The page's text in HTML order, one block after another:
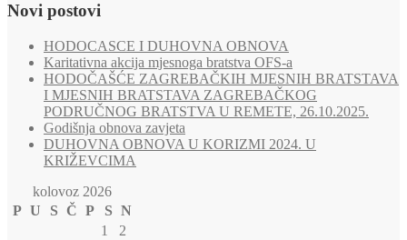
Novi postovi
HODOCASCE I DUHOVNA OBNOVA
Karitativna akcija mjesnoga bratstva OFS-a
HODOČAŠĆE ZAGREBAČKIH MJESNIH BRATSTAVA
I MJESNIH BRATSTAVA ZAGREBAČKOG
PODRUČNOG BRATSTVA U REMETE, 26.10.2025.
Godišnja obnova zavjeta
DUHOVNA OBNOVA U KORIZMI 2024. U
KRIŽEVCIMA
kolovoz 2026
P U S Č P S N
1
2